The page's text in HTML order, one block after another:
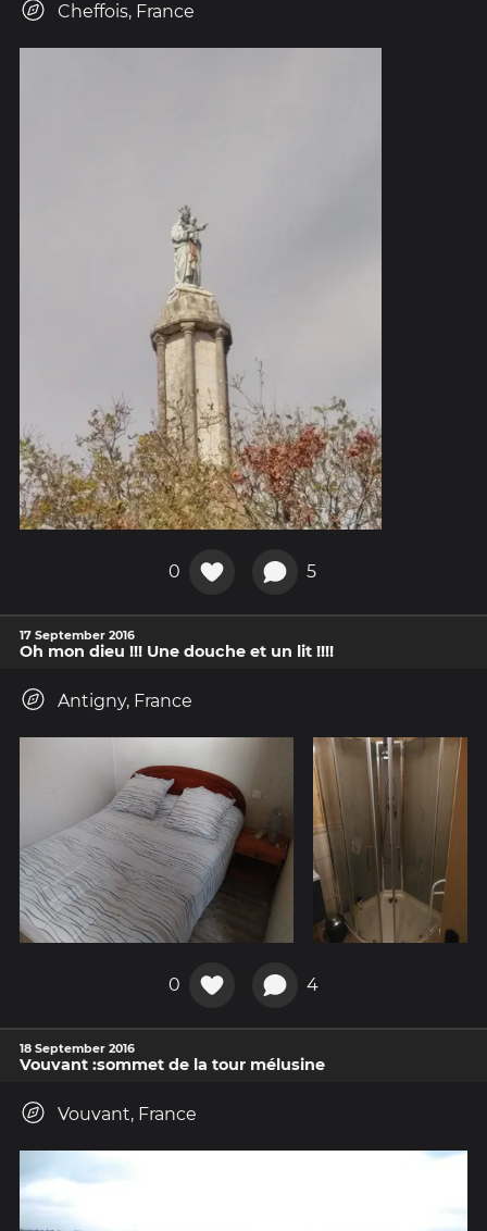
Cheffois, France
0 5
17 September 2016
Oh mon dieu !!! Une douche et un lit !!!!
Antigny, France
0 4
18 September 2016
Vouvant :sommet de la tour mélusine
Vouvant, France